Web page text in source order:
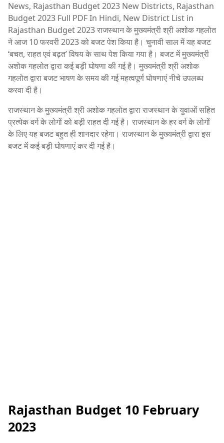
News, Rajasthan Budget 2023 New Districts, Rajasthan
Budget 2023 Full PDF In Hindi, New District List in
Rajasthan Budget 2023 राजस्थान के मुख्यमंत्री श्री अशोक गहलोत
ने आज 10 फरवरी 2023 को बजट पेश किया है। चुनावी साल में यह बजट
‘बचत, राहत एवं बढ़त’ विषय के साथ पेश किया गया है। बजट में मुख्यमंत्री
अशोक गहलोत द्वारा कई बड़ी घोषणा की गई है। मुख्यमंत्री श्री अशोक
गहलोत द्वारा बजट भाषण के समय की गई महत्वपूर्ण घोषणाएं नीचे उपलब्ध
करवा दी है।
राजस्थान के मुख्यमंत्री श्री अशोक गहलोत द्वारा राजस्थान के युवाओं सहित
प्रत्येक वर्ग के लोगों को बड़ी राहत दी गई है। राजस्थान के हर वर्ग के लोगों
के लिए यह बजट बहुत ही शानदार रहेगा। राजस्थान के मुख्यमंत्री द्वारा इस
बजट में कई बड़ी घोषणाएं कर दी गई है।
Rajasthan Budget 10 February
2023